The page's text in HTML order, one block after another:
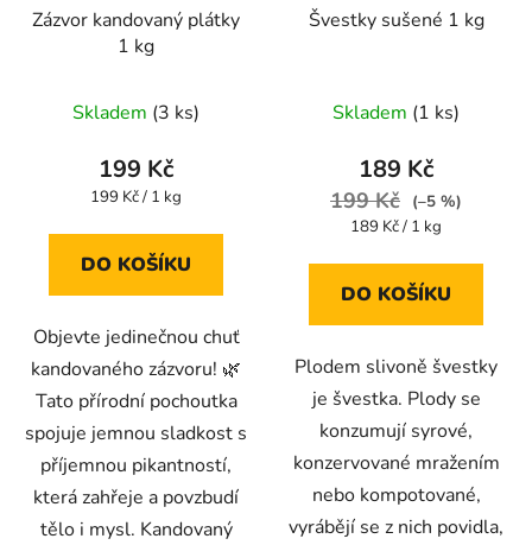
Zázvor kandovaný plátky
1 kg
Skladem (3 ks)
199 Kč
Měrná
199 Kč / 1 kg
DO KOŠÍKU
Objevte jedinečnou chuť
kandovaného zázvoru! 🌿
Tato přírodní pochoutka
spojuje jemnou sladkost s
příjemnou pikantností,
která zahřeje a povzbudí
tělo i mysl. Kandovaný
Švestky sušené 1 kg
hodnocení
produktu
je
4,4
5
Skladem (1 ks)
189 Kč
199 Kč
(–5 %)
Měrná
189 Kč / 1 kg
DO KOŠÍKU
Plodem slivoně švestky
je švestka. Plody se
konzumují syrové,
konzervované mražením
nebo kompotované,
vyrábějí se z nich povidla,